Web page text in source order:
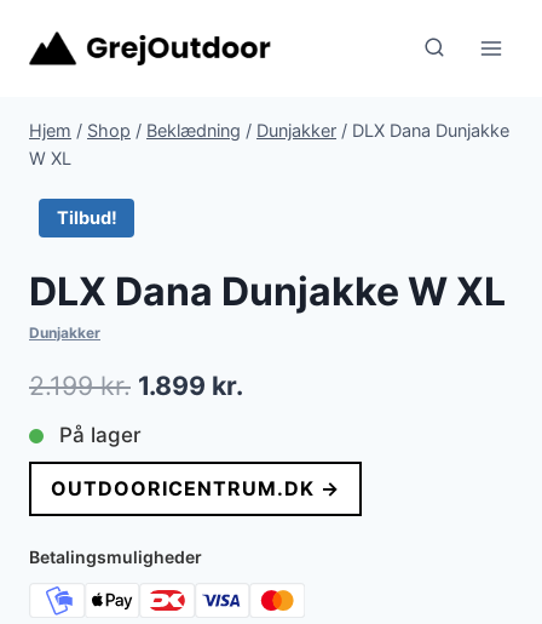
Hjem / Shop / Beklædning / Dunjakker / DLX Dana Dunjakke
W XL
Tilbud!
DLX Dana Dunjakke W XL
Dunjakker
2.199kr. Den
oprindelige
pris
var:
2.199 kr..
1.899 kr.
pris
er:
På lager
OUTDOORICENTRUM.DK →
Betalingsmuligheder